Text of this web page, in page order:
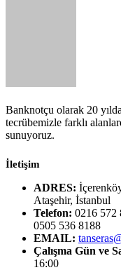
Banknotçu olarak 20
tecrübemizle farklı
sunuyoruz.
İletişim
ADRES:
Ataşehir, İstanbul
Telefon: 0216 572
0505 536 8188
EMAIL:
Çalışma Gün ve
16:00